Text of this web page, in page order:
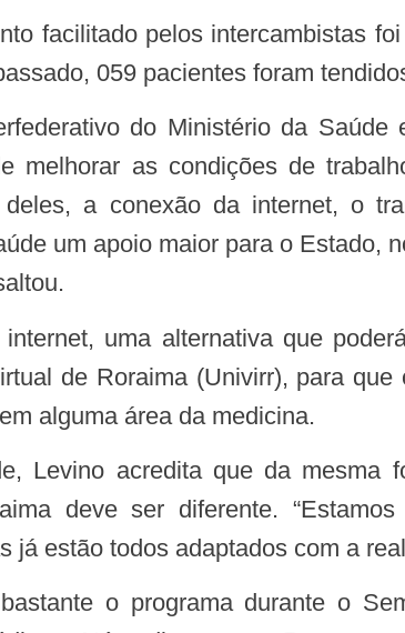
059 pacientes foram
melhorar as condições de
deles, a conexão da internet, o
um apoio maior para o Estado,
de Roraima (Univirr), para
alguma área da medicina.
deve ser diferente.
já estão todos adaptados com a